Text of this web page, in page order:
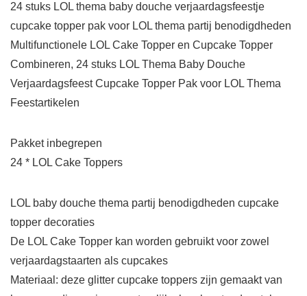
24 stuks LOL thema baby douche verjaardagsfeestje
cupcake topper pak voor LOL thema partij benodigdheden
Multifunctionele LOL Cake Topper en Cupcake Topper
Combineren, 24 stuks LOL Thema Baby Douche
Verjaardagsfeest Cupcake Topper Pak voor LOL Thema
Feestartikelen
Pakket inbegrepen
24 * LOL Cake Toppers
LOL baby douche thema partij benodigdheden cupcake
topper decoraties
De LOL Cake Topper kan worden gebruikt voor zowel
verjaardagstaarten als cupcakes
Materiaal: deze glitter cupcake toppers zijn gemaakt van